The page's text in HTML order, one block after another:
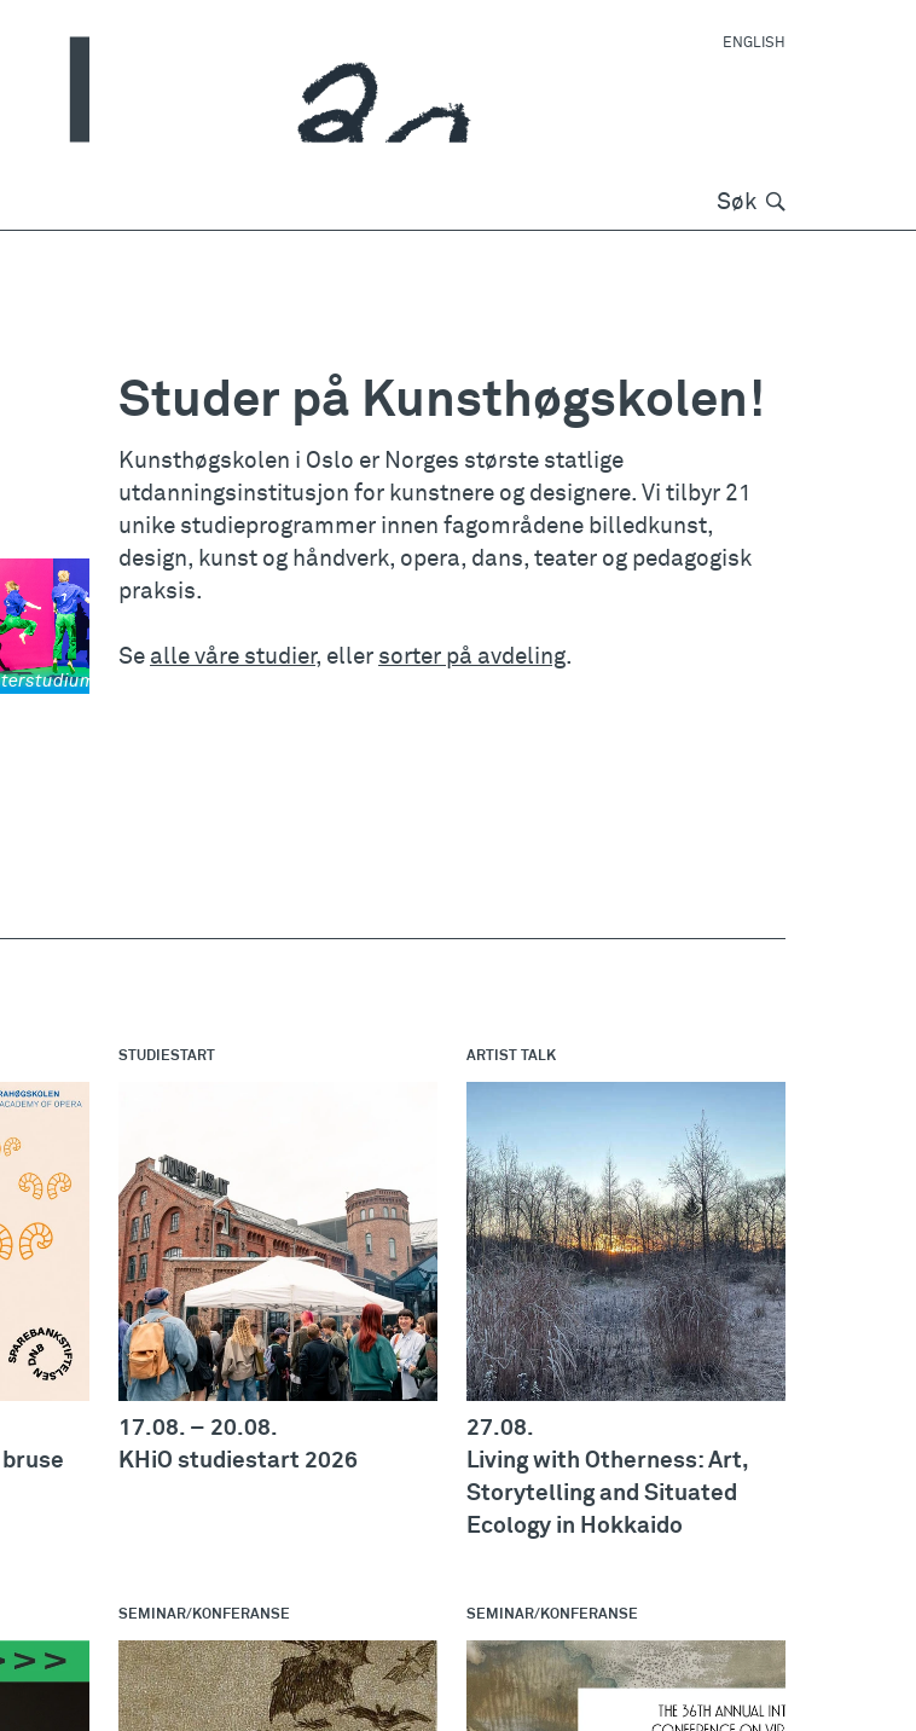
ENGLISH
Søk Søk
i dans
Studer på Kunsthøgskolen!
Kunsthøgskolen i Oslo er Norges største statlige
utdanningsinstitusjon for kunstnere og designere. Vi tilbyr 21
unike studieprogrammer innen fagområdene billedkunst,
design, kunst og håndverk, opera, dans, teater og pedagogisk
praksis.
Se alle våre studier, eller sorter på avdeling.
STUDIESTART
17.08. – 20.08.
KHiO studiestart 2026
ARTIST TALK
27.08.
Living with Otherness: Art,
Storytelling and Situated
Ecology in Hokkaido
SEMINAR/KONFERANSE SEMINAR/KONFERANSE